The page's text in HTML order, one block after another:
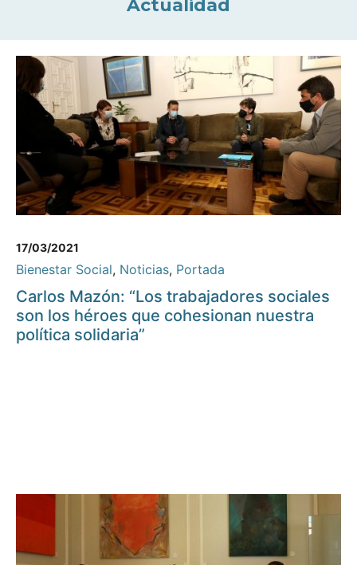
Actualidad
17/03/2021
Bienestar Social, Noticias, Portada
Carlos Mazón: “Los trabajadores sociales
son los héroes que cohesionan nuestra
política solidaria”